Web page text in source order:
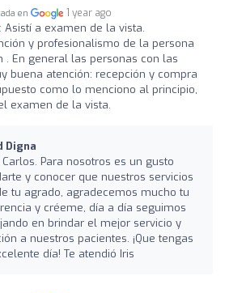
en 1 year ago
Asistí a examen de la vista.
y profesionalismo de la persona
. En general las personas con las
buena atención: recepción y compra
como lo menciono al principio,
examen de la vista.
Digna
Carlos. Para nosotros es un gusto
y conocer que nuestros servicios
tu agrado, agradecemos mucho tu
y créeme, día a día seguimos
en brindar el mejor servicio y
a nuestros pacientes. ¡Que tengas
día! Te atendió Iris